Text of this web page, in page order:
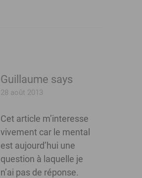
Guillaume says
28 août 2013
Cet article m’interesse
vivement car le mental
est aujourd’hui une
question à laquelle je
n’ai pas de réponse.